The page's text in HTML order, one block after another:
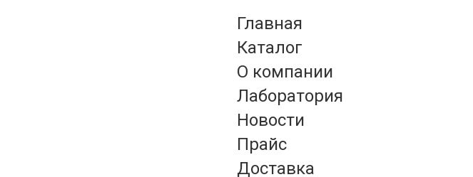
Главная
Каталог
О компании
Лаборатория
Новости
Прайс
Доставка